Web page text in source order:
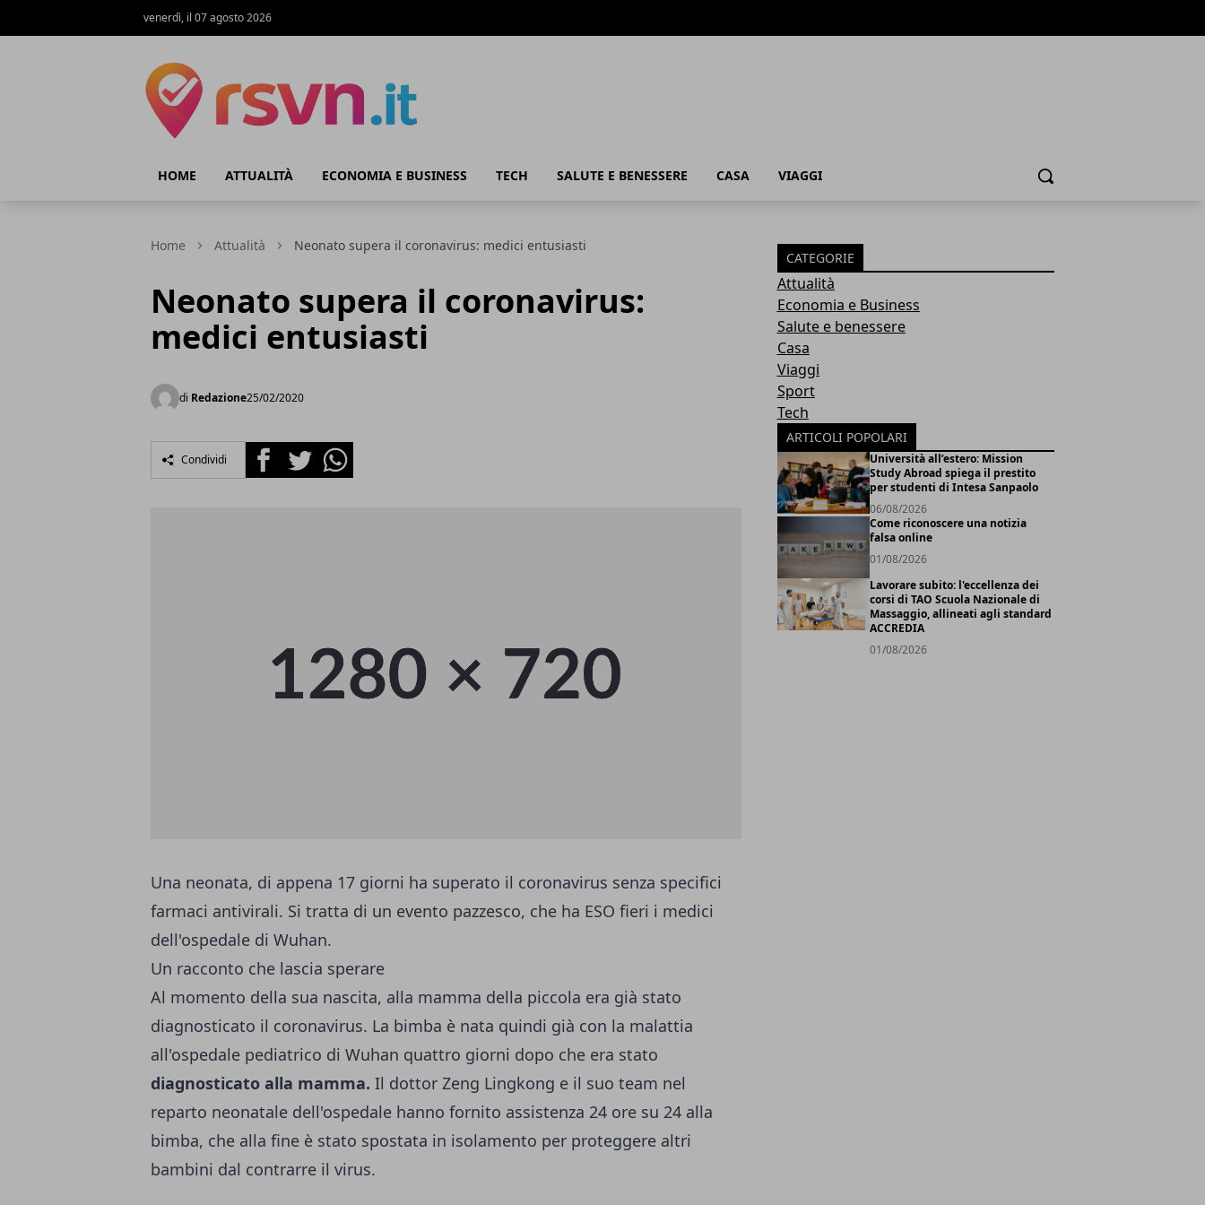
venerdì, il 07 agosto 2026
HOME ATTUALITÀ ECONOMIA E BUSINESS TECH SALUTE E BENESSERE CASA VIAGGI Cerca
Home Attualità Neonato supera il coronavirus: medici entusiasti
Neonato supera il coronavirus:
medici entusiasti
di Redazione25/02/2020
Condividi FacebookTwitterWhatsapp
Una neonata, di appena 17 giorni ha superato il coronavirus senza specifici
farmaci antivirali. Si tratta di un evento pazzesco, che ha ESO fieri i medici
dell'ospedale di Wuhan.
Un racconto che lascia sperare
Al momento della sua nascita, alla mamma della piccola era già stato
diagnosticato il coronavirus. La bimba è nata quindi già con la malattia
all'ospedale pediatrico di Wuhan quattro giorni dopo che era stato
diagnosticato alla mamma. Il dottor Zeng Lingkong e il suo team nel
reparto neonatale dell'ospedale hanno fornito assistenza 24 ore su 24 alla
bimba, che alla fine è stato spostata in isolamento per proteggere altri
bambini dal contrarre il virus.
CATEGORIE
Attualità
Economia e Business
Salute e benessere
Casa
Viaggi
Sport
Tech
ARTICOLI POPOLARI
Università all’estero: Mission
Study Abroad spiega il prestito
per studenti di Intesa Sanpaolo
06/08/2026
Come riconoscere una notizia
falsa online
01/08/2026
Lavorare subito: l'eccellenza dei
corsi di TAO Scuola Nazionale di
Massaggio, allineati agli standard
ACCREDIA
01/08/2026